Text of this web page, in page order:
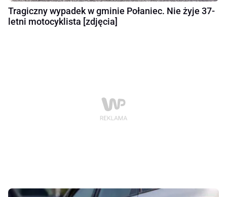
Tragiczny wypadek w gminie Połaniec. Nie żyje 37-
letni motocyklista [zdjęcia]